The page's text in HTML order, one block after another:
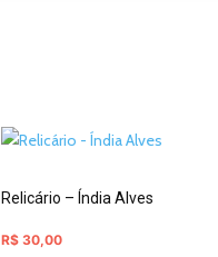
Relicário – Índia Alves
R$ 30,00